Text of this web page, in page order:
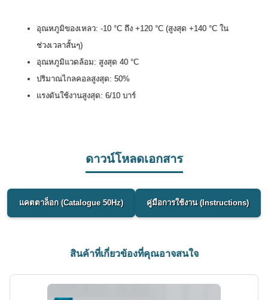
อุณหภูมิของเหลว: -10 °C ถึง +120 °C (สูงสุด +140 °C ใน
ช่วงเวลาสั้นๆ)
อุณหภูมิแวดล้อม: สูงสุด 40 °C
ปริมาณไกลคอลสูงสุด: 50%
แรงดันใช้งานสูงสุด: 6/10 บาร์
ดาวน์โหลดเอกสาร
แคตตาล็อก (Catalogue 50Hz) คู่มือการใช้งาน (Instructions)
สินค้าที่เกี่ยวข้องที่คุณอาจสนใจ